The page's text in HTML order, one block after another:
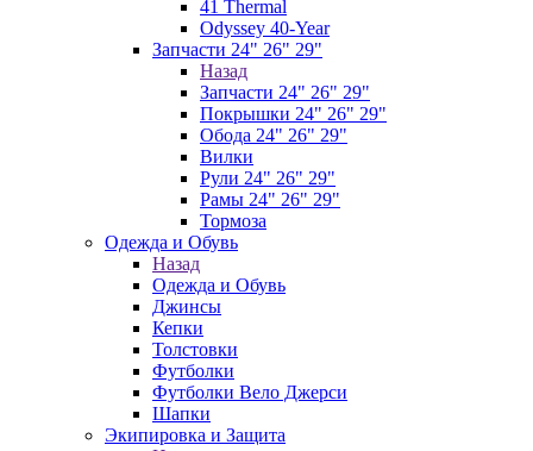
41 Thermal
Odyssey 40-Year
Запчасти 24" 26" 29"
Назад
Запчасти 24" 26" 29"
Покрышки 24" 26" 29"
Обода 24" 26" 29"
Вилки
Рули 24" 26" 29"
Рамы 24" 26" 29"
Тормоза
Одежда и Обувь
Назад
Одежда и Обувь
Джинсы
Кепки
Толстовки
Футболки
Футболки Вело Джерси
Шапки
Экипировка и Защита